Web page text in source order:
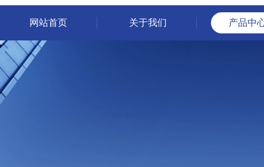
网站首页 关于我们 产品中